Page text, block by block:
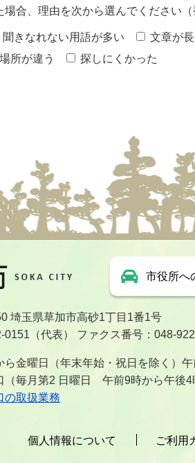
合、理由を次から選んでください（
聞きなれない用語が多い 文章が
所が違う
探しにくかった
埼玉県草加市高砂1丁目1番1号
0151（代表） ファクス番号：048-
ら金曜日（年末年始・祝日を除く）
（毎月第2 日曜日 午前9時から午後4
の取扱業務
市役所へ
個人情報について ご利用